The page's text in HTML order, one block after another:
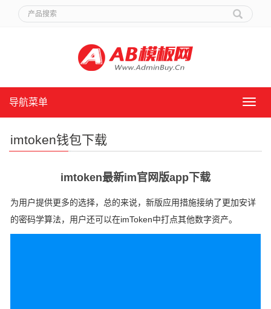
导
导航菜单
imtoken钱包下载
imtoken最新im官网版app下载
为用户提供更多的选择，总的来说，新版应用措施接纳了更加安详
的密码学算法，用户还可以在imToken中打点其他数字资产。